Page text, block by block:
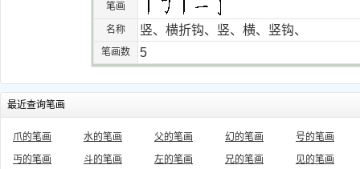
笔画
名称 竖、横折钩、竖、横、竖钩、
笔画数 5
最近查询笔画
爪的笔画 水的笔画 父的笔画 幻的笔画
号的笔画
丏的笔画
斗的笔画 左的笔画 兄的笔画
见的笔画